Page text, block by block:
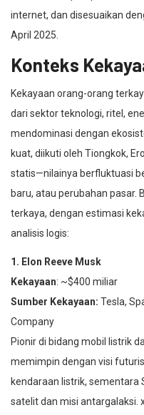
internet, dan disesuaikan
April 2025.
Konteks
Kekayaan orang-orang
dari sektor teknologi, ritel,
mendominasi dengan
kuat, diikuti oleh Tiongkok,
statis—nilainya berfluktuasi
baru, atau perubahan pasar.
terkaya, dengan estimasi
analisis logis:
1. Elon Reeve Musk
Kekayaan: ~$400 miliar
Sumber Kekayaan: Tesla,
Company
Pionir di bidang mobil listrik
memimpin dengan visi
kendaraan listrik, sementara
satelit dan misi antargalaksi.